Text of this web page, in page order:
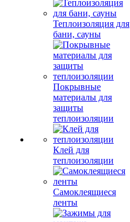
Теплоизоляция для
бани, сауны
Покрывные
материалы для
защиты
теплоизоляции
Клей для
теплоизоляции
Самоклеящиеся
ленты